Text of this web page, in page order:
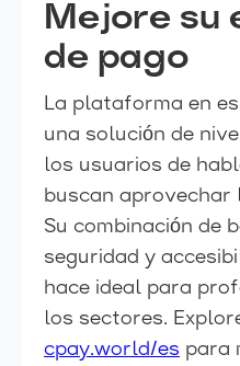
Mejore su
de pago
La plataforma en
una solución de
los usuarios de
buscan aprovechar
Su combinación de
seguridad y
hace ideal para
los sectores.
cpay.world/es para